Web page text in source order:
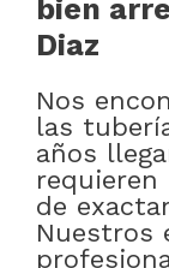
bien
Diaz
Nos
las
años
requieren
de
Nuestros